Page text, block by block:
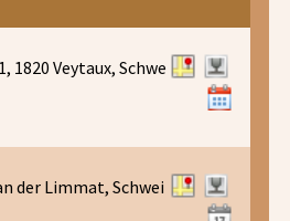
1820 Veytaux, Schwe
der Limmat, Schwei